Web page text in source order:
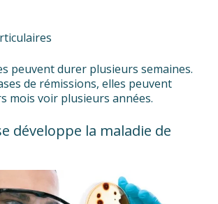
peuvent durer plusieurs semaines.
de rémissions, elles peuvent
mois voir plusieurs années.
développe la maladie de